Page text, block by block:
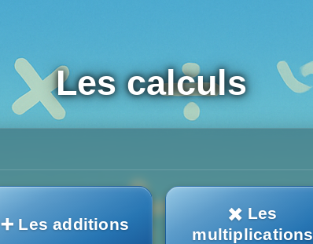
Les calculs
➕ Les additions
✖️ Les
multiplications